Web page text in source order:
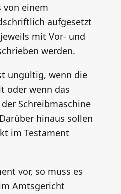
von einem
aufgesetzt
mit Vor- und
werden.
ungültig, wenn die
oder wenn das
Schreibmaschine
hinaus sollen
im Testament
vor, so muss es
Amtsgericht